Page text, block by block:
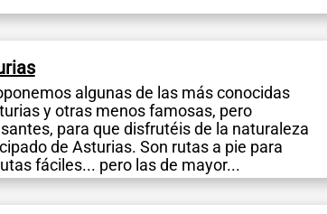
algunas de las más conocidas
y otras menos famosas, pero
para que disfrutéis de la naturaleza
de Asturias. Son rutas a pie para
fáciles... pero las de mayor...